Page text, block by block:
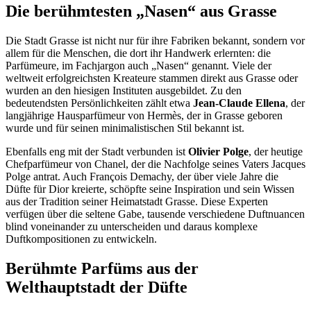
Die berühmtesten „Nasen“ aus Grasse
Die Stadt Grasse ist nicht nur für ihre Fabriken bekannt, sondern vor
allem für die Menschen, die dort ihr Handwerk erlernten: die
Parfümeure, im Fachjargon auch „Nasen“ genannt. Viele der
weltweit erfolgreichsten Kreateure stammen direkt aus Grasse oder
wurden an den hiesigen Instituten ausgebildet. Zu den
bedeutendsten Persönlichkeiten zählt etwa Jean-Claude Ellena, der
langjährige Hausparfümeur von Hermès, der in Grasse geboren
wurde und für seinen minimalistischen Stil bekannt ist.
Ebenfalls eng mit der Stadt verbunden ist Olivier Polge, der heutige
Chefparfümeur von Chanel, der die Nachfolge seines Vaters Jacques
Polge antrat. Auch François Demachy, der über viele Jahre die
Düfte für Dior kreierte, schöpfte seine Inspiration und sein Wissen
aus der Tradition seiner Heimatstadt Grasse. Diese Experten
verfügen über die seltene Gabe, tausende verschiedene Duftnuancen
blind voneinander zu unterscheiden und daraus komplexe
Duftkompositionen zu entwickeln.
Berühmte Parfüms aus der
Welthauptstadt der Düfte